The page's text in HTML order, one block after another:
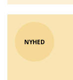
NYHED